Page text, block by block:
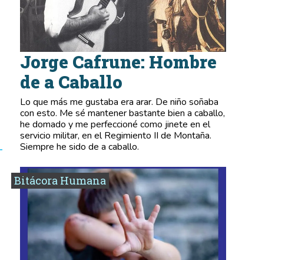
Jorge Cafrune: Hombre
de a Caballo
Lo que más me gustaba era arar. De niño soñaba
con esto. Me sé mantener bastante bien a caballo,
he domado y me perfeccioné como jinete en el
servicio militar, en el Regimiento II de Montaña.
Siempre he sido de a caballo.
Bitácora Humana